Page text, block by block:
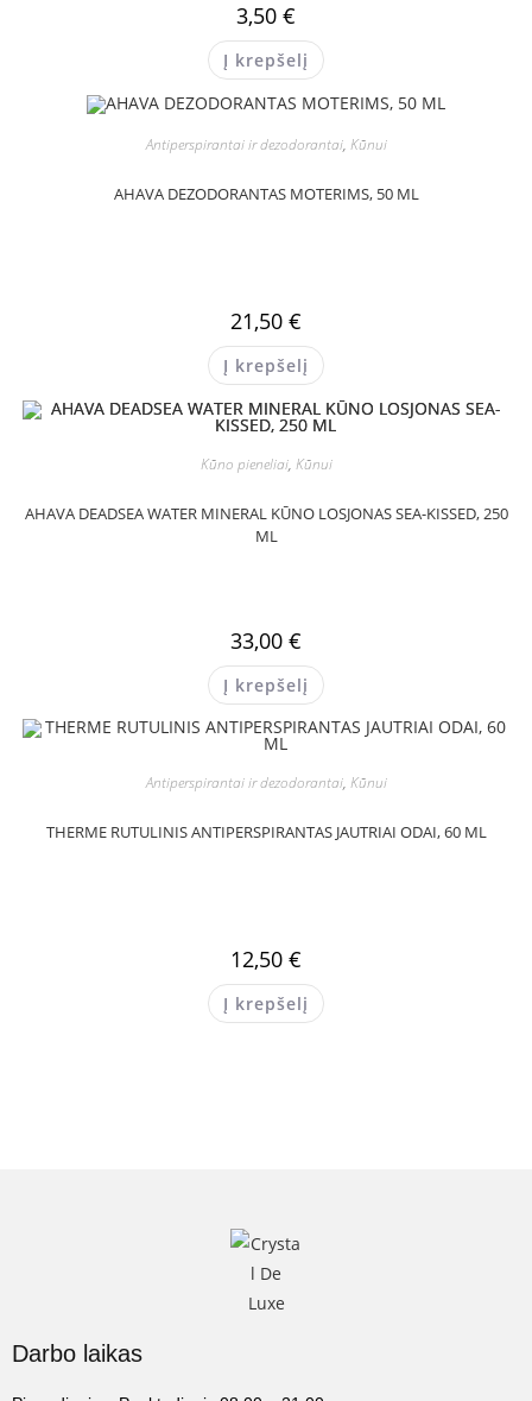
3,50 €
Į krepšelį
Antiperspirantai ir dezodorantai, Kūnui
AHAVA DEZODORANTAS MOTERIMS, 50 ML
21,50 €
Į krepšelį
Kūno pieneliai, Kūnui
AHAVA DEADSEA WATER MINERAL KŪNO LOSJONAS SEA-KISSED, 250
ML
33,00 €
Į krepšelį
Antiperspirantai ir dezodorantai, Kūnui
THERME RUTULINIS ANTIPERSPIRANTAS JAUTRIAI ODAI, 60 ML
12,50 €
Į krepšelį
Darbo laikas